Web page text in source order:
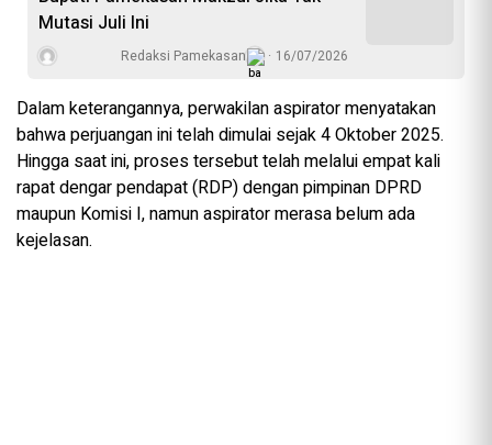
Mutasi Juli Ini
Redaksi Pamekasan 16/07/2026
Dalam keterangannya, perwakilan aspirator menyatakan
bahwa perjuangan ini telah dimulai sejak 4 Oktober 2025.
Hingga saat ini, proses tersebut telah melalui empat kali
rapat dengar pendapat (RDP) dengan pimpinan DPRD
maupun Komisi I, namun aspirator merasa belum ada
kejelasan.